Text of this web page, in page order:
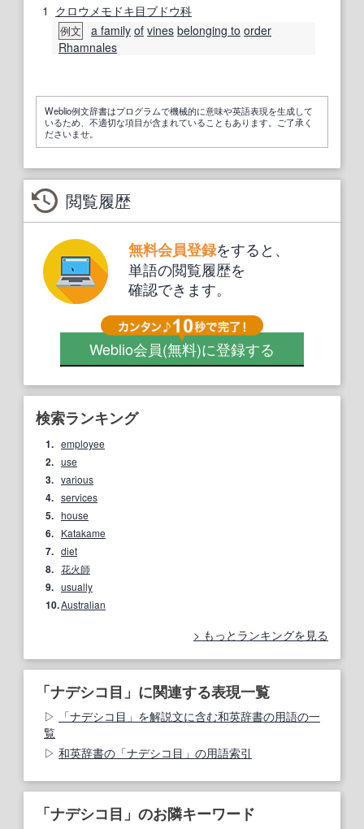
1 クロウメモドキ目ブドウ科
例文 a family of vines belonging to order
Rhamnales
Weblio例文辞書はプログラムで機械的に意味や英語表現を生成して
いるため、不適切な項目が含まれていることもあります。ご了承く
ださいませ。
閲覧履歴
無料会員登録をすると、
単語の閲覧履歴を
確認できます。
Weblio会員(無料)に登録する
検索ランキング
1. employee
2. use
3. various
4. services
5. house
6. Katakame
7. diet
8. 花火師
9. usually
10.Australian
もっとランキングを見る
「ナデシコ目」に関連する表現一覧
「ナデシコ目」を解説文に含む和英辞書の用語の一
覧
和英辞書の「ナデシコ目」の用語索引
「ナデシコ目」のお隣キーワード